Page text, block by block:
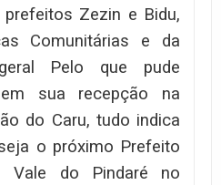
Zezin e Bidu,
Comunitárias e da
Pelo que pude
sua recepção na
do Caru, tudo indica
o próximo Prefeito
Vale do Pindaré no